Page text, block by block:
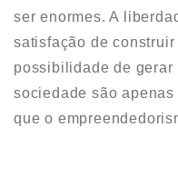
ser enormes. A
satisfação de
possibilidade de gerar
sociedade são
que o